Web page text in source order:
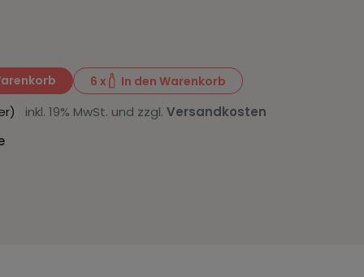
6 x In den Warenkorb
inkl. 19% MwSt. und zzgl. Versandkosten